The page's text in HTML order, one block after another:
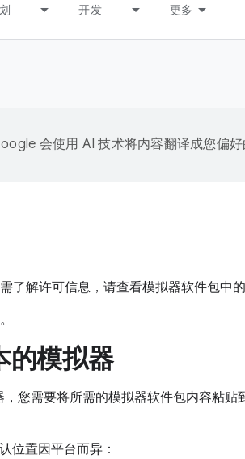
开发 更多
会使用 AI 技术将内容翻译成您偏好
了解许可信息，请查看模拟器软件包中的
。
的模拟器
您需要将所需的模拟器软件包内容粘贴
位置因平台而异：